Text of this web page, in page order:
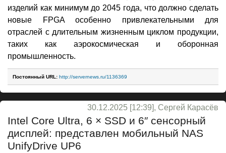
изделий как минимум до 2045 года, что должно сделать
новые FPGA особенно привлекательными для
отраслей с длительным жизненным циклом продукции,
таких как аэрокосмическая и оборонная
промышленность.
Постоянный URL: http://servernews.ru/1136369
30.12.2025 [12:39], Сергей Карасёв
Intel Core Ultra, 6 × SSD и 6″ сенсорный
дисплей: представлен мобильный NAS
UnifyDrive UP6